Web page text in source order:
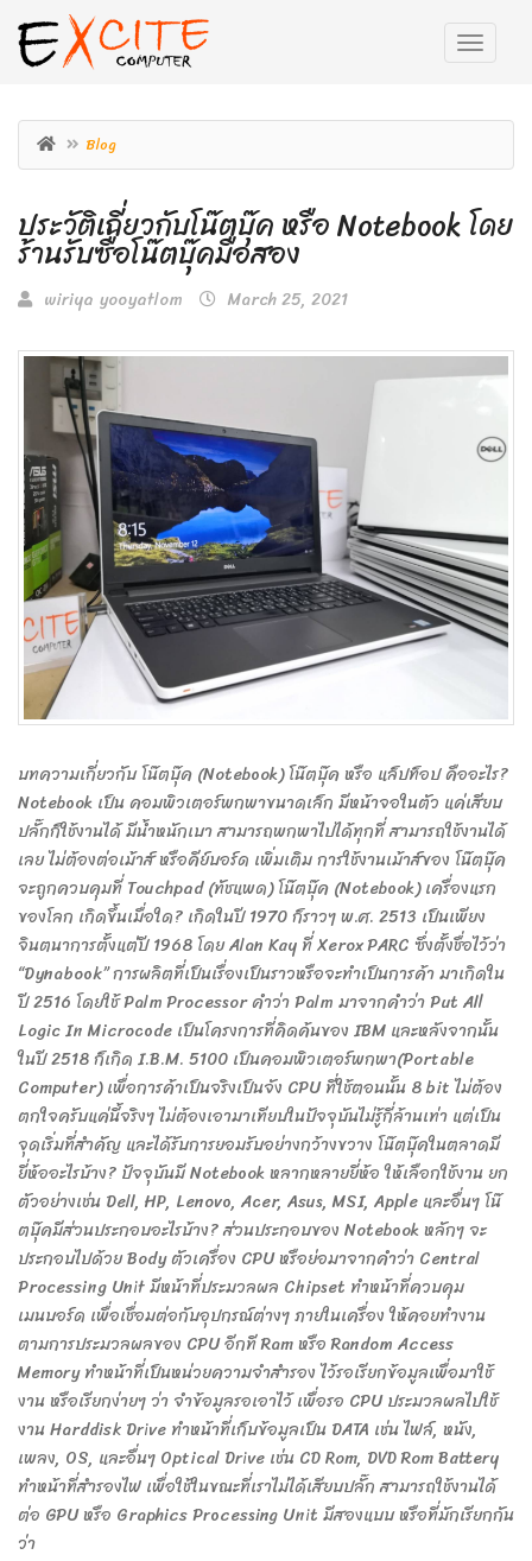
Blog
ประวัติเกี่ยวกับโน๊ตบุ๊ค หรือ Notebook โดย
ร้านรับซื้อโน๊ตบุ๊คมือสอง
wiriya yooyatlom March 25, 2021
บทความเกี่ยวกับ โน๊ตบุ๊ค (Notebook) โน๊ตบุ๊ค หรือ แล็ปท็อป คืออะไร?
Notebook เป็น คอมพิวเตอร์พกพาขนาดเล็ก มีหน้าจอในตัว แค่เสียบ
ปลั๊กก็ใช้งานได้ มีน้ำหนักเบา สามารถพกพาไปได้ทุกที่ สามารถใช้งานได้
เลย ไม่ต้องต่อเม้าส์ หรือคีย์บอร์ด เพิ่มเติม การใช้งานเม้าส์ของ โน๊ตบุ๊ค
จะถูกควบคุมที่ Touchpad (ทัชแพด) โน๊ตบุ๊ค (Notebook) เครื่องแรก
ของโลก เกิดขึ้นเมื่อใด? เกิดในปี 1970 ก็ราวๆ พ.ศ. 2513 เป็นเพียง
จินตนาการตั้งแต่ปี 1968 โดย Alan Kay ที่ Xerox PARC ซึ่งตั้งชื่อไว้ว่า
“Dynabook” การผลิตที่เป็นเรื่องเป็นราวหรือจะทำเป็นการค้า มาเกิดใน
ปี 2516 โดยใช้ Palm Processor คำว่า Palm มาจากคำว่า Put All
Logic In Microcode เป็นโครงการที่คิดค้นของ IBM และหลังจากนั้น
ในปี 2518 ก็เกิด I.B.M. 5100 เป็นคอมพิวเตอร์พกพา(Portable
Computer) เพื่อการค้าเป็นจริงเป็นจัง CPU ที่ใช้ตอนนั้น 8 bit ไม่ต้อง
ตกใจครับแค่นี้จริงๆ ไม่ต้องเอามาเทียบในปัจจุบันไม่รู้กี่ล้านเท่า แต่เป็น
จุดเริ่มที่สำคัญ และได้รับการยอมรับอย่างกว้างขวาง โน๊ตบุ๊คในตลาดมี
ยี่ห้ออะไรบ้าง? ปัจจุบันมี Notebook หลากหลายยี่ห้อ ให้เลือกใช้งาน ยก
ตัวอย่างเช่น Dell, HP, Lenovo, Acer, Asus, MSI, Apple และอื่นๆ โน๊
ตบุ๊คมีส่วนประกอบอะไรบ้าง? ส่วนประกอบของ Notebook หลักๆ จะ
ประกอบไปด้วย Body ตัวเครื่อง CPU หรือย่อมาจากคำว่า Central
Processing Unit มีหน้าที่ประมวลผล Chipset ทำหน้าที่ควบคุม
เมนบอร์ด เพื่อเชื่อมต่อกับอุปกรณ์ต่างๆ ภายในเครื่อง ให้คอยทำงาน
ตามการประมวลผลของ CPU อีกที Ram หรือ Random Access
Memory ทำหน้าที่เป็นหน่วยความจำสำรอง ไว้รอเรียกข้อมูลเพื่อมาใช้
งาน หรือเรียกง่ายๆ ว่า จำข้อมูลรอเอาไว้ เพื่อรอ CPU ประมวลผลไปใช้
งาน Harddisk Drive ทำหน้าที่เก็บข้อมูลเป็น DATA เช่น ไฟล์, หนัง,
เพลง, OS, และอื่นๆ Optical Drive เช่น CD Rom, DVD Rom Battery
ทำหน้าที่สำรองไฟ เพื่อใช้ในขณะที่เราไม่ได้เสียบปลั๊ก สามารถใช้งานได้
ต่อ GPU หรือ Graphics Processing Unit มีสองแบบ หรือที่มักเรียกกัน
ว่า